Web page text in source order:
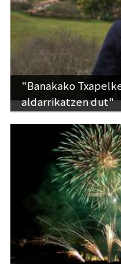
"Banakako
aldarrikatzen dut"